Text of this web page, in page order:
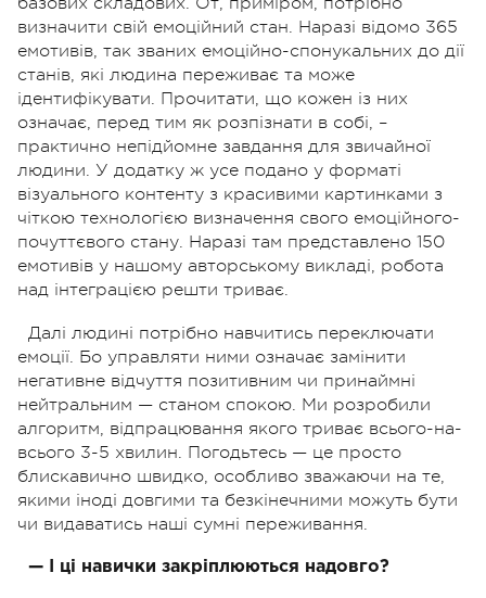
визначити свій емоційний стан. Наразі відомо 365
емотивів, так званих емоційно-спонукальних до дії
станів, які людина переживає та може
ідентифікувати. Прочитати, що кожен із них
означає, перед тим як розпізнати в собі, –
практично непідйомне завдання для звичайної
людини. У додатку ж усе подано у форматі
візуального контенту з красивими картинками з
чіткою технологією визначення свого емоційного-
почуттєвого стану. Наразі там представлено 150
емотивів у нашому авторському викладі, робота
над інтеграцією решти триває.
Далі людині потрібно навчитись переключати
емоції. Бо управляти ними означає замінити
негативне відчуття позитивним чи принаймні
нейтральним — станом спокою. Ми розробили
алгоритм, відпрацювання якого триває всього-на-
всього 3-5 хвилин. Погодьтесь — це просто
блискавично швидко, особливо зважаючи на те,
якими іноді довгими та безкінечними можуть бути
чи видаватись наші сумні переживання.
— І ці навички закріплюються надовго?